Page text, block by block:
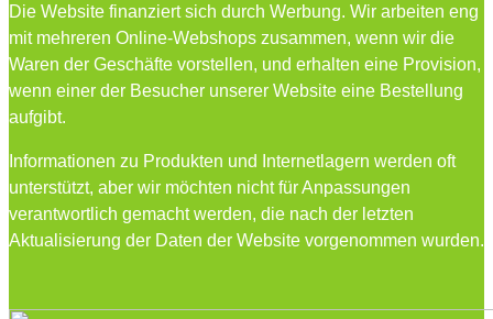
Die Website finanziert sich durch Werbung. Wir arbeiten eng
mit mehreren Online-Webshops zusammen, wenn wir die
Waren der Geschäfte vorstellen, und erhalten eine Provision,
wenn einer der Besucher unserer Website eine Bestellung
aufgibt.
Informationen zu Produkten und Internetlagern werden oft
unterstützt, aber wir möchten nicht für Anpassungen
verantwortlich gemacht werden, die nach der letzten
Aktualisierung der Daten der Website vorgenommen wurden.